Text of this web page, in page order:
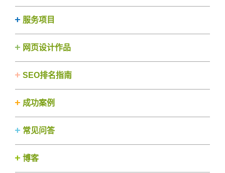
服务项目
网页设计作品
SEO排名指南
成功案例
常见问答
博客